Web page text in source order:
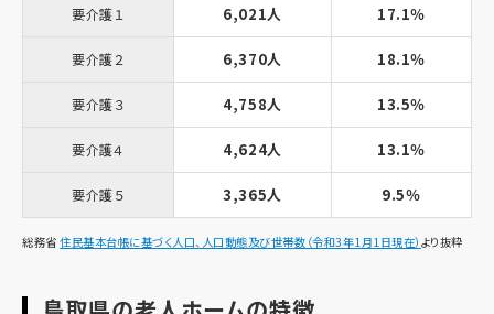
要介護１ 6,021人 17.1％
要介護２ 6,370人 18.1％
要介護３ 4,758人 13.5％
要介護４ 4,624人 13.1％
要介護５ 3,365人 9.5％
総務省住民基本台帳に基づく人口、人口動態及び世帯数（令和3年1月1日現在） より抜粋